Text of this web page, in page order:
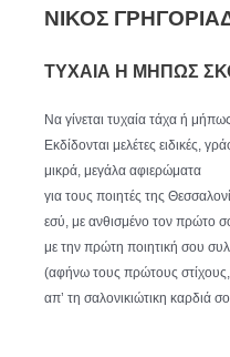
ΝΙΚΟΣ
ΤΥΧΑΙΑ Η ΜΗΠΩΣ
Να γίνεται τυχαία τάχα ή
Εκδίδονται μελέτες ειδικές,
μικρά, μεγάλα αφιερώματα
για τους ποιητές της
εσύ, με ανθισμένο τον πρώτο
με την πρώτη ποιητική σου
(αφήνω τους πρώτους
απ’ τη σαλονικιώτικη καρδιά